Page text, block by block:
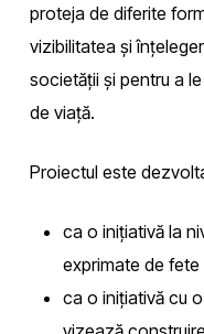
proteja de diferite
vizibilitatea și
societății și pentru a
de viață.
Proiectul este
ca o inițiativă la
exprimate de fete
ca o inițiativă cu